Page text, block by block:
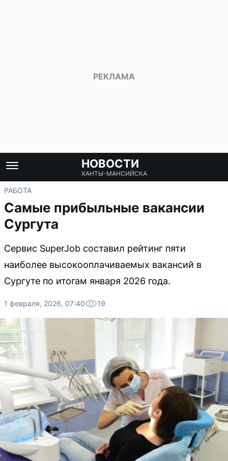
НОВОСТИ
ХАНТЫ-МАНСИЙСКА
РАБОТА
Самые прибыльные вакансии
Сургута
Сервис SuperJob составил рейтинг пяти
наиболее высокооплачиваемых вакансий в
Сургуте по итогам января 2026 года.
1 февраля, 2026, 07:40 19